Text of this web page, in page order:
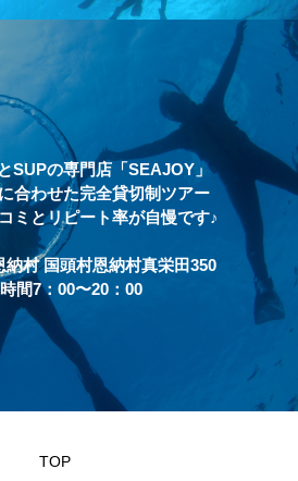
SUPの専門店「SEAJOY」
合わせた完全貸切制ツアー
ミとリピート率が自慢です♪
納村 国頭村恩納村真栄田350
間7：00〜20：00
TOP